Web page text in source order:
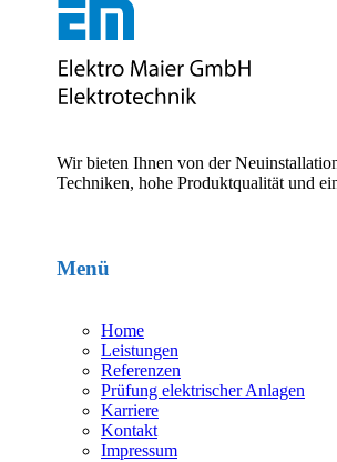
Wir bieten Ihnen von der
Techniken, hohe Produktqualität und
Menü
Home
Leistungen
Referenzen
Prüfung elektrischer Anlagen
Karriere
Kontakt
Impressum